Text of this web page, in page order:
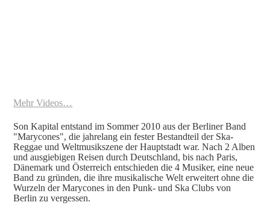
Mehr Videos…
Son Kapital entstand im Sommer 2010 aus der Berliner Band
"Marycones", die jahrelang ein fester Bestandteil der Ska-
Reggae und Weltmusikszene der Hauptstadt war. Nach 2 Alben
und ausgiebigen Reisen durch Deutschland, bis nach Paris,
Dänemark und Österreich entschieden die 4 Musiker, eine neue
Band zu gründen, die ihre musikalische Welt erweitert ohne die
Wurzeln der Marycones in den Punk- und Ska Clubs von
Berlin zu vergessen.